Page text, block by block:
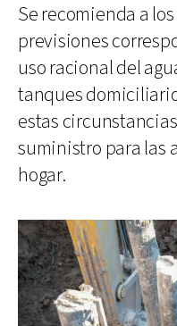
Se recomienda a
previsiones
uso racional del
tanques
estas
suministro para las
hogar.